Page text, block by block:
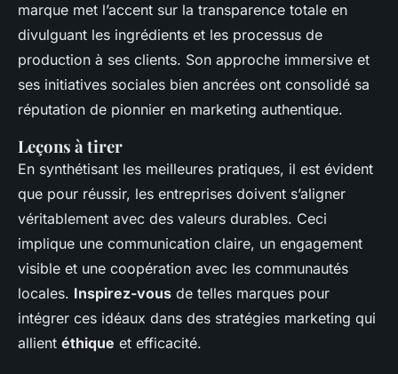
marque met l’accent sur la transparence totale en
divulguant les ingrédients et les processus de
production à ses clients. Son approche immersive et
ses initiatives sociales bien ancrées ont consolidé sa
réputation de pionnier en marketing authentique.
Leçons à tirer
En synthétisant les meilleures pratiques, il est évident
que pour réussir, les entreprises doivent s’aligner
véritablement avec des valeurs durables. Ceci
implique une communication claire, un engagement
visible et une coopération avec les communautés
locales. Inspirez-vous de telles marques pour
intégrer ces idéaux dans des stratégies marketing qui
allient éthique et efficacité.